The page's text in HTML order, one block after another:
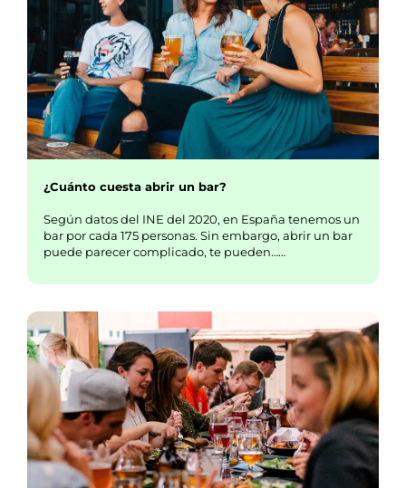
¿Cuánto cuesta abrir un bar?
Según datos del INE del 2020, en España tenemos un
bar por cada 175 personas. Sin embargo, abrir un bar
puede parecer complicado, te pueden……